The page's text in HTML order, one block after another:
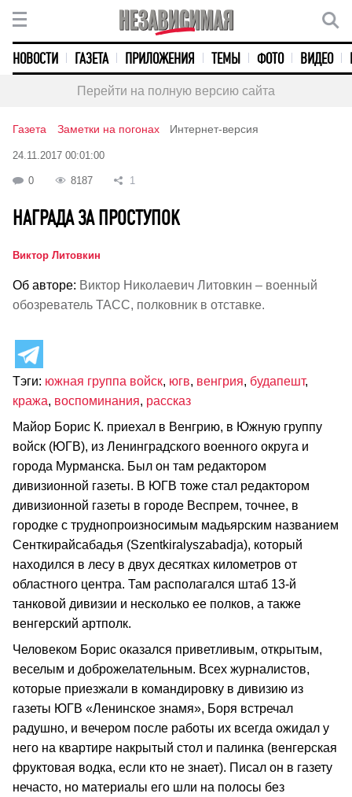
НОВОСТИ ГАЗЕТА ПРИЛОЖЕНИЯ ТЕМЫ ФОТО ВИДЕО
Перейти на полную версию сайта
Газета Заметки на погонах Интернет-версия
24.11.2017 00:01:00
0 8187 1
НАГРАДА ЗА ПРОСТУПОК
Виктор Литовкин
Об авторе: Виктор Николаевич Литовкин – военный
обозреватель ТАСС, полковник в отставке.
Тэги: южная группа войск, югв, венгрия, будапешт,
кража, воспоминания, рассказ
Майор Борис К. приехал в Венгрию, в Южную группу
войск (ЮГВ), из Ленинградского военного округа и
города Мурманска. Был он там редактором
дивизионной газеты. В ЮГВ тоже стал редактором
дивизионной газеты в городе Веспрем, точнее, в
городке с труднопроизносимым мадьярским названием
Сенткирайсабадья (Szentkiralyszabadja), который
находился в лесу в двух десятках километров от
областного центра. Там располагался штаб 13-й
танковой дивизии и несколько ее полков, а также
венгерский артполк.
Человеком Борис оказался приветливым, открытым,
веселым и доброжелательным. Всех журналистов,
которые приезжали в командировку в дивизию из
газеты ЮГВ «Ленинское знамя», Боря встречал
радушно, и вечером после работы их всегда ожидал у
него на квартире накрытый стол и палинка (венгерская
фруктовая водка, если кто не знает). Писал он в газету
нечасто, но материалы его шли на полосы без